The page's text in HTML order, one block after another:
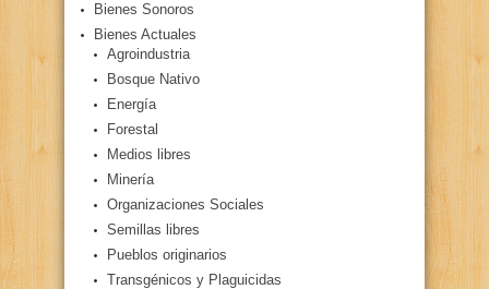
Bienes Sonoros
Bienes Actuales
Agroindustria
Bosque Nativo
Energía
Forestal
Medios libres
Minería
Organizaciones Sociales
Semillas libres
Pueblos originarios
Transgénicos y Plaguicidas